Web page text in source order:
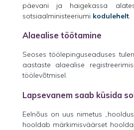
päevani ja haigekassa
sotsiaalministeeriumi kodulehelt.
Alaealise töötamine
Seoses töölepinguseaduses
aastaste alaealise
töölevõtmisel.
Lapsevanem saab küsida
Eelnõus on uus nimetus
hooldab märkimisväärset